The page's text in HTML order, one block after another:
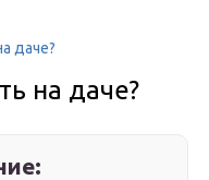
даче?
на даче?